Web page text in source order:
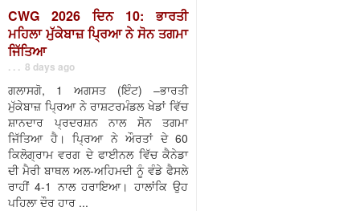
CWG 2026 ਦਿਨ 10: ਭਾਰਤੀ
ਮਹਿਲਾ ਮੁੱਕੇਬਾਜ਼ ਪ੍ਰਿਆ ਨੇ ਸੋਨ ਤਗਮਾ
ਜਿੱਤਿਆ
. . . 8 days ago
ਗਲਾਸਗੋ, 1 ਅਗਸਤ (ਇੰਟ) –ਭਾਰਤੀ
ਮੁੱਕੇਬਾਜ਼ ਪ੍ਰਿਆ ਨੇ ਰਾਸ਼ਟਰਮੰਡਲ ਖੇਡਾਂ ਵਿੱਚ
ਸ਼ਾਨਦਾਰ ਪ੍ਰਦਰਸ਼ਨ ਨਾਲ ਸੋਨ ਤਗਮਾ
ਜਿੱਤਿਆ ਹੈ। ਪ੍ਰਿਆ ਨੇ ਔਰਤਾਂ ਦੇ 60
ਕਿਲੋਗ੍ਰਾਮ ਵਰਗ ਦੇ ਫਾਈਨਲ ਵਿੱਚ ਕੈਨੇਡਾ
ਦੀ ਮੈਰੀ ਬਾਥਲ ਅਲ-ਅਹਿਮਦੀ ਨੂੰ ਵੰਡੇ ਫੈਸਲੇ
ਰਾਹੀਂ 4-1 ਨਾਲ ਹਰਾਇਆ। ਹਾਲਾਂਕਿ ਉਹ
ਪਹਿਲਾ ਦੌਰ ਹਾਰ ...